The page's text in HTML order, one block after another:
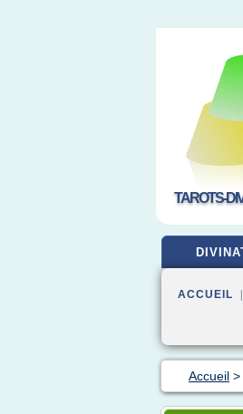
TAROTS-
ACCUEIL
Accueil >